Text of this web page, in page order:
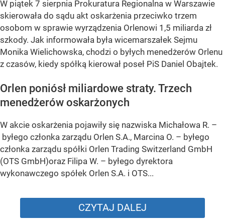
W piątek 7 sierpnia Prokuratura Regionalna w Warszawie
skierowała do sądu akt oskarżenia przeciwko trzem
osobom w sprawie wyrządzenia Orlenowi 1,5 miliarda zł
szkody. Jak informowała była wicemarszałek Sejmu
Monika Wielichowska, chodzi o byłych menedżerów Orlenu
z czasów, kiedy spółką kierował poseł PiS Daniel Obajtek.
Orlen poniósł miliardowe straty. Trzech
menedżerów oskarżonych
W akcie oskarżenia pojawiły się nazwiska Michałowa R. –
byłego członka zarządu Orlen S.A., Marcina O. – byłego
członka zarządu spółki Orlen Trading Switzerland GmbH
(OTS GmbH)oraz Filipa W. – byłego dyrektora
wykonawczego spółek Orlen S.A. i OTS...
CZYTAJ DALEJ